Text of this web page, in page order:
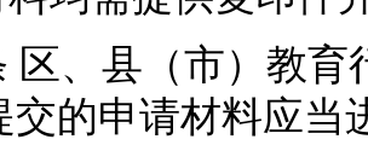
区、县（市）教
交的申请材料应当